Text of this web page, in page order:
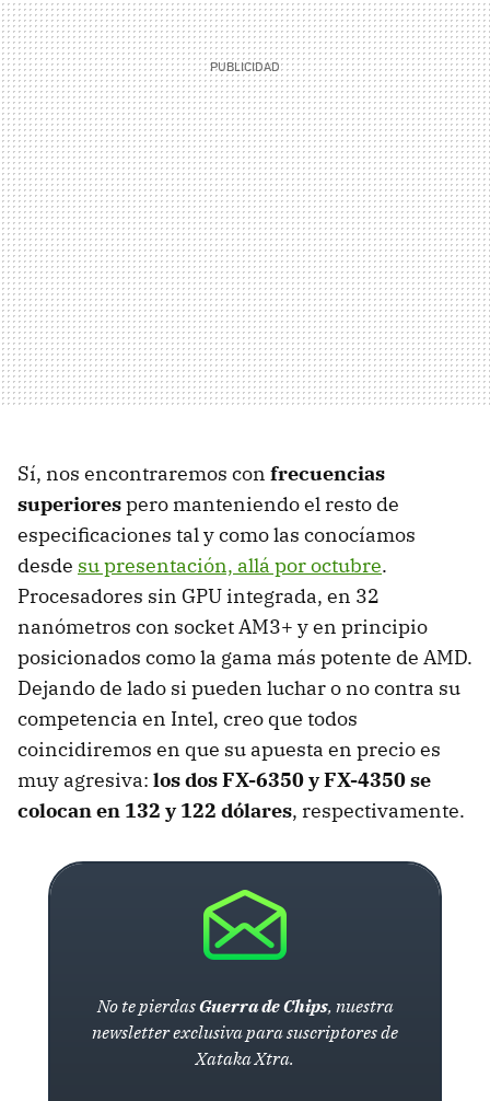
Sí, nos encontraremos con frecuencias
superiorespero manteniendo el resto de
especificaciones tal y como las conocíamos
desde su presentación, allá por octubre.
Procesadores sin GPU integrada, en 32
nanómetros con socket AM3+ y en principio
posicionados como la gama más potente de AMD.
Dejando de lado si pueden luchar o no contra su
competencia en Intel, creo que todos
coincidiremos en que su apuesta en precio es
muy agresiva: los dos FX-6350 y FX-4350 se
colocan en 132 y 122 dólares, respectivamente.
No te pierdasGuerra de Chips, nuestra
newsletter exclusiva para suscriptores de
Xataka Xtra.